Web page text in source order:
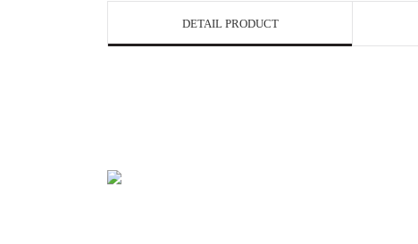
DETAIL PRODUCT